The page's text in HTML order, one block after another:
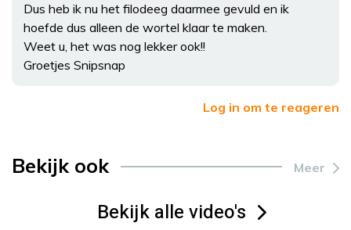
Dus heb ik nu het filodeeg daarmee gevuld en ik
hoefde dus alleen de wortel klaar te maken.
Weet u, het was nog lekker ook!!
Groetjes Snipsnap
Log in om te reageren
Bekijk ook Meer
Bekijk alle video's